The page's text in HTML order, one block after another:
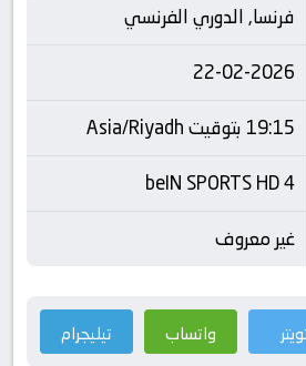
فرنسا, الدوري الفرنسي
22-02-2026
19:15 بتوقيت Asia/Riyadh
beIN SPORTS HD 4
غير معروف
واتساب تيليجرام